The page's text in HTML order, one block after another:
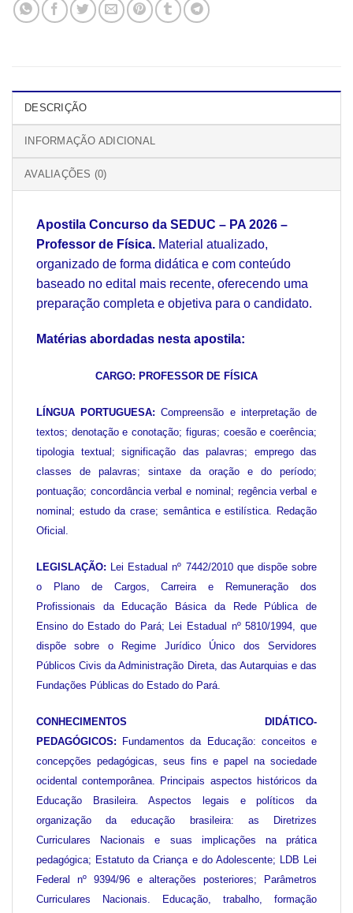
DESCRIÇÃO
INFORMAÇÃO ADICIONAL
AVALIAÇÕES (0)
Apostila Concurso da SEDUC – PA 2026 –
Professor de Física. Material atualizado,
organizado de forma didática e com conteúdo
baseado no edital mais recente, oferecendo uma
preparação completa e objetiva para o candidato.
Matérias abordadas nesta apostila:
CARGO: PROFESSOR DE FÍSICA
LÍNGUA PORTUGUESA:Compreensão e interpretação de
textos; denotação e conotação; figuras; coesão e coerência;
tipologia textual; significação das palavras; emprego das
classes de palavras; sintaxe da oração e do período;
pontuação; concordância verbal e nominal; regência verbal e
nominal; estudo da crase; semântica e estilística. Redação
Oficial.
LEGISLAÇÃO: Lei Estadual nº 7442/2010 que dispõe sobre
o Plano de Cargos, Carreira e Remuneração dos
Profissionais da Educação Básica da Rede Pública de
Ensino do Estado do Pará; Lei Estadual nº 5810/1994, que
dispõe sobre o Regime Jurídico Único dos Servidores
Públicos Civis da Administração Direta, das Autarquias e das
Fundações Públicas do Estado do Pará.
CONHECIMENTOS DIDÁTICO-
PEDAGÓGICOS: Fundamentos da Educação: conceitos e
concepções pedagógicas, seus fins e papel na sociedade
ocidental contemporânea. Principais aspectos históricos da
Educação Brasileira. Aspectos legais e políticos da
organização da educação brasileira: as Diretrizes
Curriculares Nacionais e suas implicações na prática
pedagógica; Estatuto da Criança e do Adolescente; LDB Lei
Federal nº 9394/96 e alterações posteriores; Parâmetros
Curriculares Nacionais. Educação, trabalho, formação